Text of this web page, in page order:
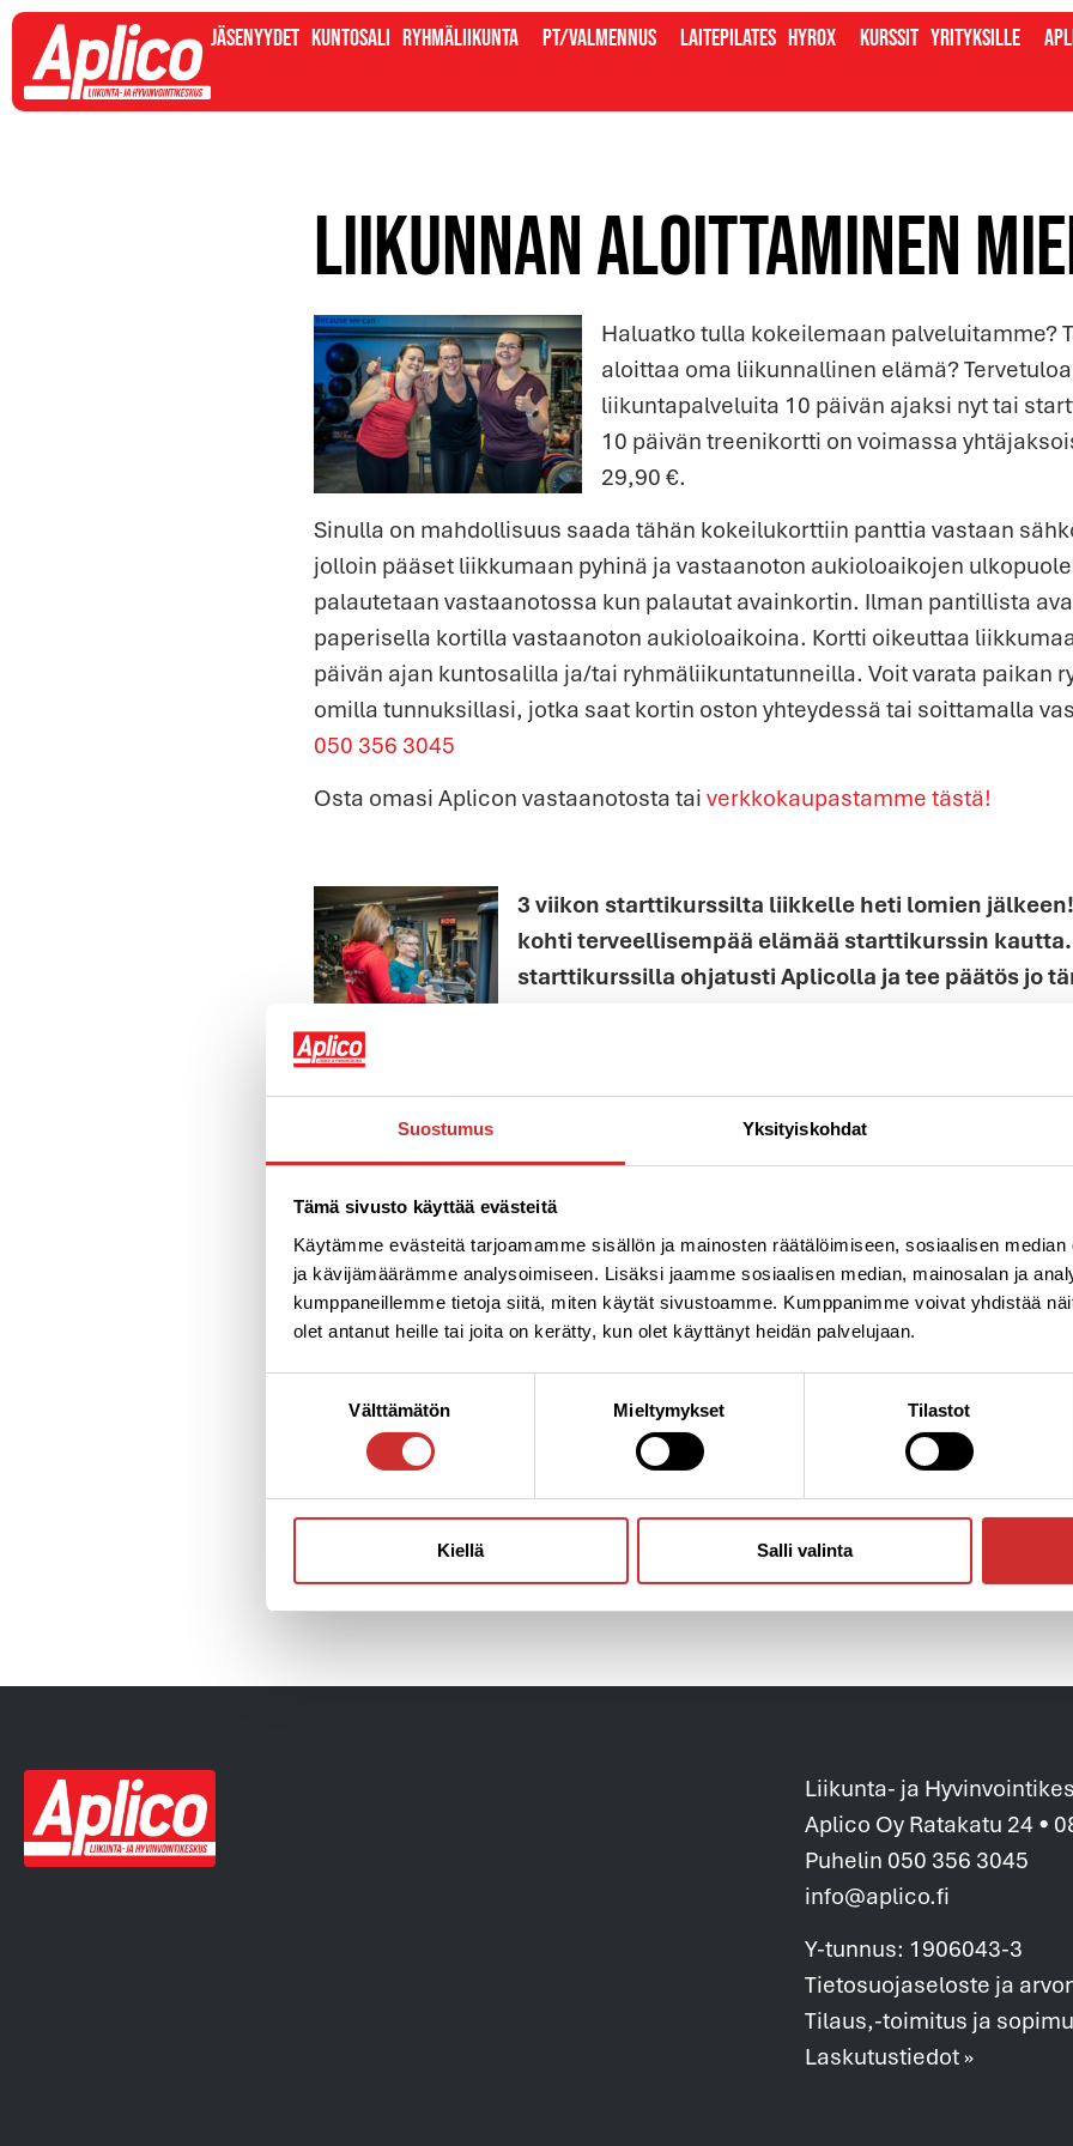
Suostumus Yksityiskohdat
Tämä sivusto käyttää evästeitä
Käytämme evästeitä tarjoamamme sisällön ja mainosten räätälöimiseen, sosiaalisen
ja kävijämäärämme analysoimiseen. Lisäksi jaamme sosiaalisen median, mainosalan ja
kumppaneillemme tietoja siitä, miten käytät sivustoamme. Kumppanimme voivat yhdistää
olet antanut heille tai joita on kerätty, kun olet käyttänyt heidän palvelujaan.
Välttämätön Mieltymykset Tilastot
Kiellä Salli valinta
Jäsenyydet Kuntosali Ryhmäliikunta PT/valmennus Laitepilates Hyrox Kurssit Yrityksille
Liikunnan aloittaminen
Haluatko tulla kokeilemaan palveluitamme?
aloittaa oma liikunnallinen elämä?
liikuntapalveluita 10 päivän ajaksi nyt tai
10 päivän treenikortti on voimassa
29,90 €.
Sinulla on mahdollisuus saada tähän kokeilukorttiin panttia vastaan
jolloin pääset liikkumaan pyhinä ja vastaanoton aukioloaikojen
palautetaan vastaanotossa kun palautat avainkortin. Ilman pantillista
paperisella kortilla vastaanoton aukioloaikoina. Kortti oikeuttaa
päivän ajan kuntosalilla ja/tai ryhmäliikuntatunneilla. Voit varata paikan
omilla tunnuksillasi, jotka saat kortin oston yhteydessä tai soittamalla
050 356 3045
Osta omasi Aplicon vastaanotosta taiverkkokaupastamme tästä!
3 viikon starttikurssilta liikkelle heti lomien
kohti terveellisempää elämää starttikurssin
starttikurssilla ohjatusti Aplicolla ja tee päätös jo
pääset helposti ja ohjatusti
liikuntaa aloittaville. Starttikurssilta saat ohjauksen
sopivat muut liikuntaryhmät. Tapaat
viikossa klubilla, jolloin käymme läpi kuulumiset ja
sekä tekniikkaohjeet. Nyt on aika ottaa
terveellisempää arkea osallistumalla starttikurssille.
Kolmen viikon starttikurssi 29,90 € sisältää:
Kolme pienryhmäohjausta kuntosalilla
Kolmen viikon ajalle sinulle sopivan liikuntasuunnitelman
Kolmen viikon ajan harjoitukset liikuntakalenteristamme tavoitteesi
tarjonnasta
Lue lisäästarttikursseista tästäja varaa omasi samalla!
EDELLINEN
Liikunnan iloa ja hupia kesän viinijoogasta!
Liikunta- ja
Aplico Oy Ratakatu 24 •
Puhelin 050 356 3045
info@aplico.fi
Y-tunnus: 1906043-3
Tietosuojaseloste ja
Tilaus,-toimitus ja
Laskutustiedot »